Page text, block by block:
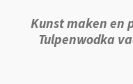
Kunst maken en
Tulpenwodka